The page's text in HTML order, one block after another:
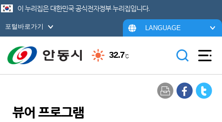
이 누리집은 대한민국 공식전자정부 누리집입니다.
포털바로가기 LANGUAGE
32.7℃
뷰어 프로그램